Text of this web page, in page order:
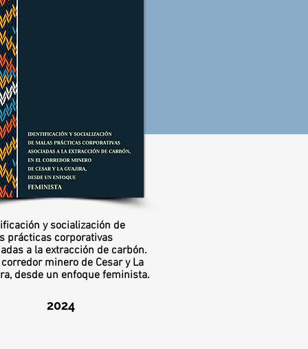
y socialización de
prácticas corporativas
a la extracción de carbón.
minero de Cesar y La
desde un enfoque feminista.
2024